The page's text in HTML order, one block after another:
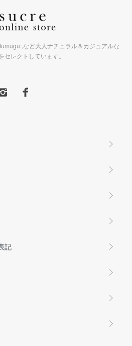
など大人ナチュラル＆カジュアルな
セレクトしています。
記